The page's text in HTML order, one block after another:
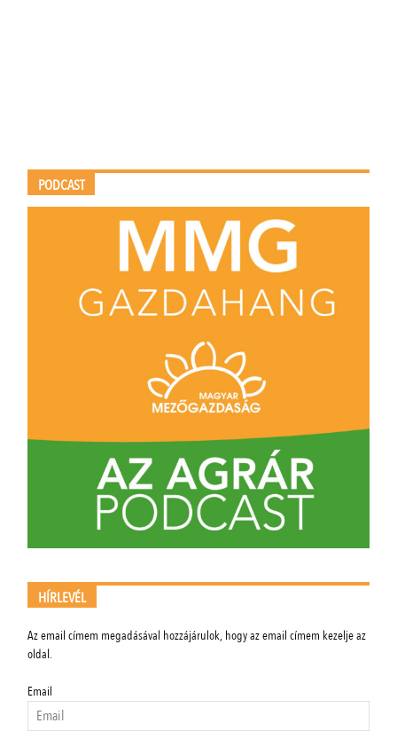
PODCAST
HÍRLEVÉL
Az email címem megadásával hozzájárulok, hogy az email címem kezelje az
oldal.
Email